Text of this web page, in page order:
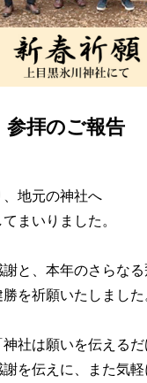
参拝のご報告
地元の神社へ
まいりました。
と、本年のさらなる
を祈願いたしました
社は願いを伝えるだ
を伝えに、また気